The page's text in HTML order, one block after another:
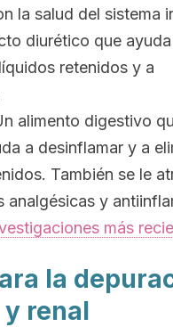
la salud del sistema
diurético que
retenidos y a
alimento digestivo
a desinflamar y a
También se le
analgésicas y
más
la
renal